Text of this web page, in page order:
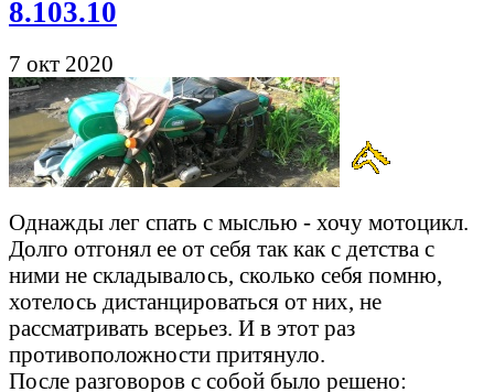
8.103.10
7 окт 2020
Однажды лег спать с мыслью - хочу мотоцикл.
Долго отгонял ее от себя так как с детства с
ними не складывалось, сколько себя помню,
хотелось дистанцироваться от них, не
рассматривать всерьез. И в этот раз
противоположности притянуло.
После разговоров с собой было решено: